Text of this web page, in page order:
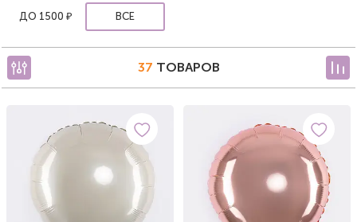
ДО 1500 ₽ ВСЕ
37 ТОВАРОВ